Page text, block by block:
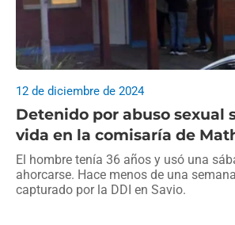
Detenido por abuso sexual
vida en la comisaría de
12 de diciembre de 2024
El hombre tenía 36 años y usó una
ahorcarse. Hace menos de una
capturado por la DDI en Savio.